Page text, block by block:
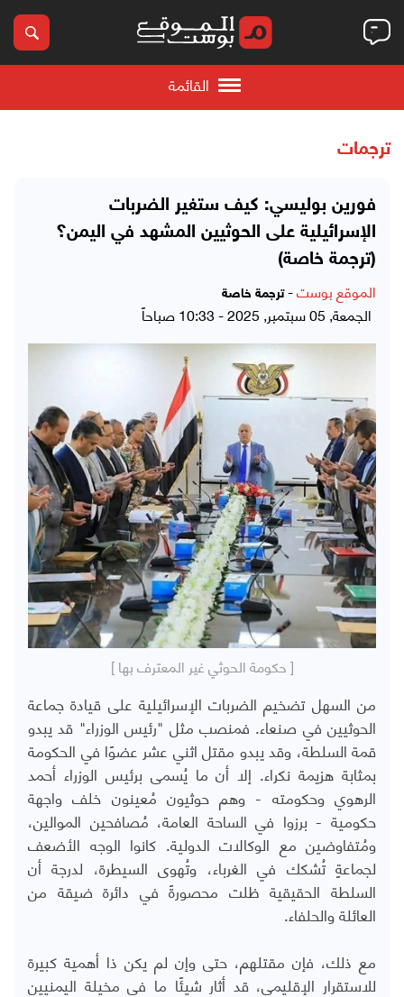
القائمة
ترجمات
فورين بوليسي: كيف ستغير الضربات
الإسرائيلية على الحوثيين المشهد في اليمن؟
(ترجمة خاصة)
الموقع بوست-ترجمة خاصة
الجمعة, 05 سبتمبر, 2025 - 10:33 صباحاً
[ حكومة الحوثي غير المعترف بها ]
من السهل تضخيم الضربات الإسرائيلية على قيادة جماعة
الحوثيين في صنعاء. فمنصب مثل "رئيس الوزراء" قد يبدو
قمة السلطة، وقد يبدو مقتل اثني عشر عضوًا في الحكومة
بمثابة هزيمة نكراء. إلا أن ما يُسمى برئيس الوزراء أحمد
الرهوي وحكومته - وهم حوثيون مُعينون خلف واجهة
حكومية - برزوا في الساحة العامة، مُصافحين الموالين،
ومُتفاوضين مع الوكالات الدولية. كانوا الوجه الأضعف
لجماعةٍ تُشكك في الغرباء، وتُهوى السيطرة، لدرجة أن
السلطة الحقيقية ظلت محصورةً في دائرة ضيقة من
العائلة والحلفاء.
مع ذلك، فإن مقتلهم، حتى وإن لم يكن ذا أهمية كبيرة
للاستقرار الإقليمي، قد أثار شيئًا ما في مخيلة اليمنيين